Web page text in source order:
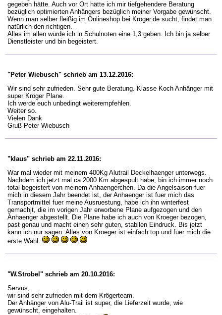
gegeben hätte. Auch vor Ort hätte ich mir tiefgehendere Beratung
bezüglich optimierten Anhängers bezüglich meiner Vorgabe gewünscht.
Wenn man selber fleißig im Onlineshop bei Kröger.de sucht, findet man
natürlich den richtigen.
Alles im allen würde ich in Schulnoten eine 1,3 geben. Ich bin ja selber
Dienstleister und bin begeistert.
"Peter Wiebusch" schrieb am 13.12.2016:
Wir sind sehr zufrieden. Sehr gute Beratung. Klasse Koch Anhänger mit
super Kröger Plane.
Ich werde euch unbedingt weiterempfehlen.
Weiter so.
Vielen Dank
Gruß Peter Wiebusch
"klaus" schrieb am 22.11.2016:
War mal wieder mit meinem 400Kg Alutrail Deckelhaenger unterwegs.
Nachdem ich jetzt mal ca 2000 Km abgespult habe, bin ich immer noch
total begeistert von meinem Anhaengerchen. Da die Angelsaison fuer
mich in diesem Jahr beendet ist, der Anhaenger ist fuer mich das
Transportmittel fuer meine Ausruestung, habe ich ihn winterfest
gemachjt, die im vorigen Jahr erworbene Plane aufgezogen und den
Anhaenger abgestellt. Die Plane habe ich auch von Kroeger bezogen,
past genau und macht einen sehr guten, stabilen Eindruck. Bis jetzt
kann ich nur sagen: Alles von Kroeger ist einfach top und fuer mich die
erste Wahl.
"W.Strobel" schrieb am 20.10.2016:
Servus,
wir sind sehr zufrieden mit dem Krögerteam.
Der Anhänger von Alu-Trail ist super, die Lieferzeit wurde, wie
gewünscht, eingehalten.